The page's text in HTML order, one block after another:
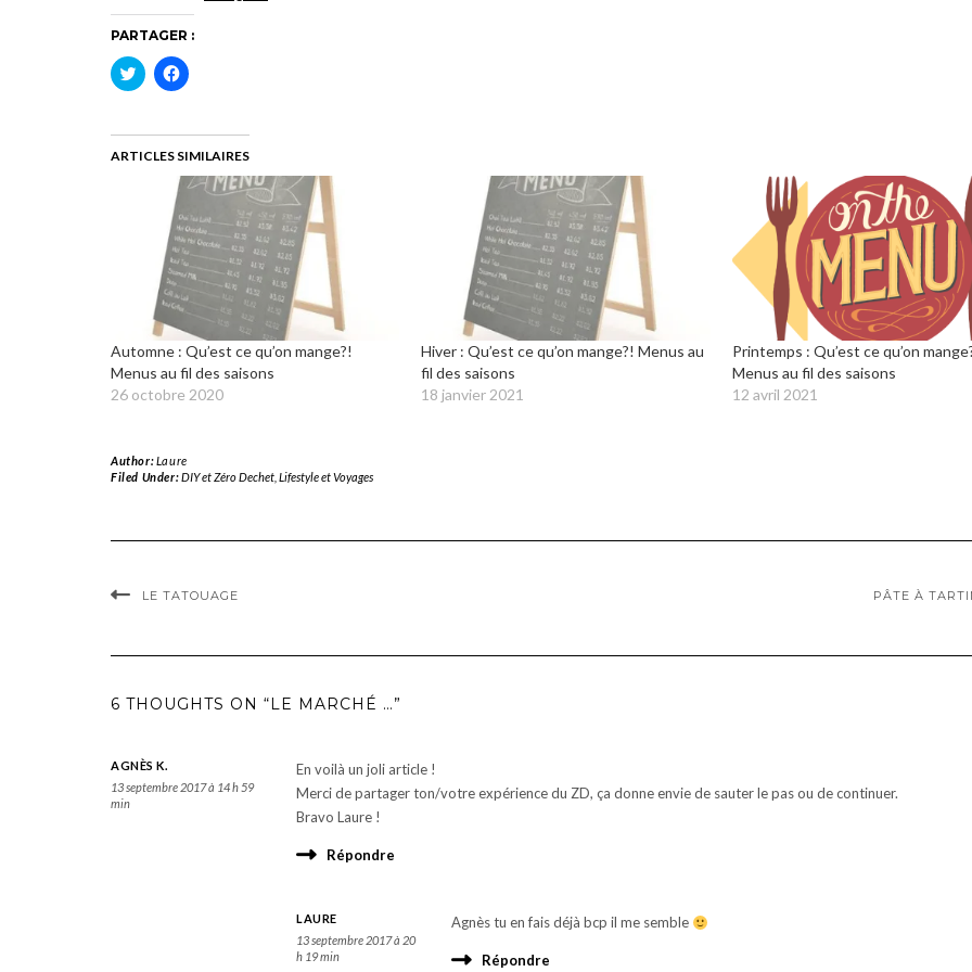
PARTAGER :
Cliquez
pour
dans
une
fenêtre)
Cliquez
pour
dans
une
fenêtre)
ARTICLES SIMILAIRES
Automne : Qu’est ce qu’on mange?!
Menus au fil des saisons
26 octobre 2020
Hiver : Qu’est ce qu’on mange?! Menus au
fil des saisons
18 janvier 2021
Printemps : Qu’est ce qu’on
Menus au fil des saisons
12 avril 2021
Author:Laure
Filed Under:DIY et Zéro Dechet, Lifestyle et Voyages
LE TATOUAGE PÂTE À
6 THOUGHTS ON “LE MARCHÉ …”
AGNÈS K.
13 septembre 2017 à 14 h 59
min
En voilà un joli article !
Merci de partager ton/votre expérience du ZD, ça donne envie de sauter le pas ou de continuer.
Bravo Laure !
Répondre
LAURE
13 septembre 2017 à 20
h 19 min
Agnès tu en fais déjà bcp il me semble
Répondre